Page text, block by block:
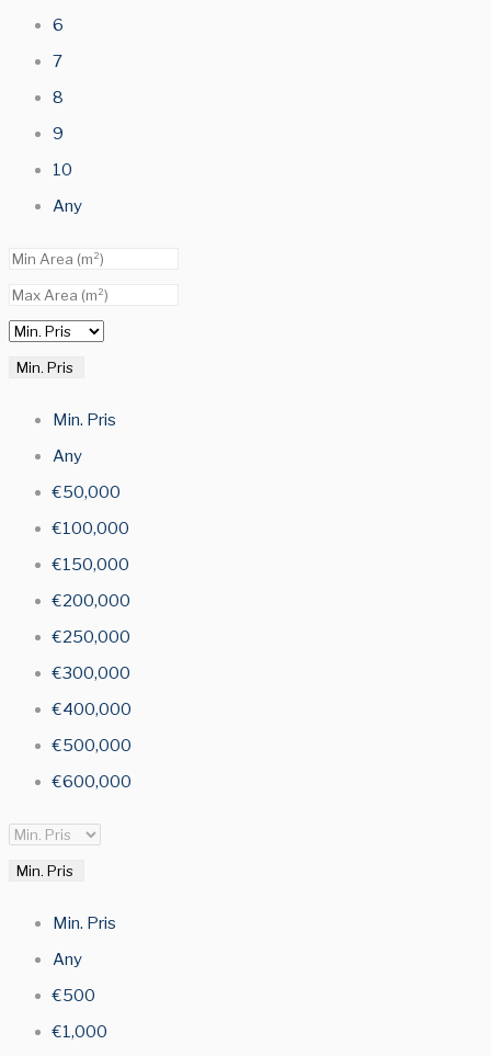
6
7
8
9
10
Any
Min. Pris
Min. Pris
Any
€50,000
€100,000
€150,000
€200,000
€250,000
€300,000
€400,000
€500,000
€600,000
Min. Pris
Min. Pris
Any
€500
€1,000